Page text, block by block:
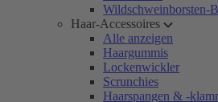
Wildschweinborsten-
Haar-Accessoires
Alle anzeigen
Haargummis
Lockenwickler
Scrunchies
Haarspangen & -